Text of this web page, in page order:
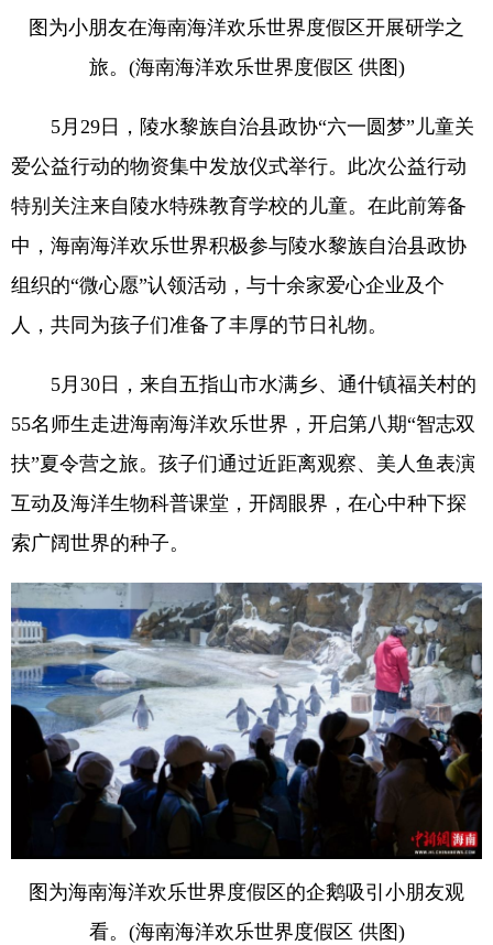
图为小朋友在海南海洋欢乐世界度假区开展研学之
旅。(海南海洋欢乐世界度假区 供图)
5月29日，陵水黎族自治县政协“六一圆梦”儿童关
爱公益行动的物资集中发放仪式举行。此次公益行动
特别关注来自陵水特殊教育学校的儿童。在此前筹备
中，海南海洋欢乐世界积极参与陵水黎族自治县政协
组织的“微心愿”认领活动，与十余家爱心企业及个
人，共同为孩子们准备了丰厚的节日礼物。
5月30日，来自五指山市水满乡、通什镇福关村的
55名师生走进海南海洋欢乐世界，开启第八期“智志双
扶”夏令营之旅。孩子们通过近距离观察、美人鱼表演
互动及海洋生物科普课堂，开阔眼界，在心中种下探
索广阔世界的种子。
图为海南海洋欢乐世界度假区的企鹅吸引小朋友观
看。(海南海洋欢乐世界度假区 供图)